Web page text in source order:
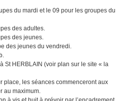
du mardi et le 09 pour les groupes du
des adultes.
des jeunes.
des jeunes du vendredi.
à St HERBLAIN (voir plan sur le site « la
place, les séances commenceront aux
au maximum.